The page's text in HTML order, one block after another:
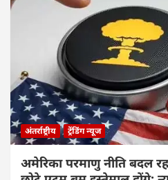
अंतर्राष्ट्रीय ट्रेंडिंग न्यूज
अमेरिका परमाणु नीति बदल